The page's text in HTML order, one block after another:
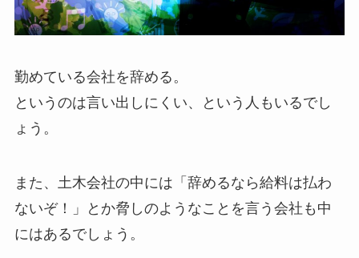
勤めている会社を辞める。
というのは言い出しにくい、という人もいるでし
ょう。
また、土木会社の中には「辞めるなら給料は払わ
ないぞ！」とか脅しのようなことを言う会社も中
にはあるでしょう。